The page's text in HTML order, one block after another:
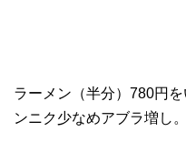
ラーメン（半分）780円
ンニク少なめアブラ増し。